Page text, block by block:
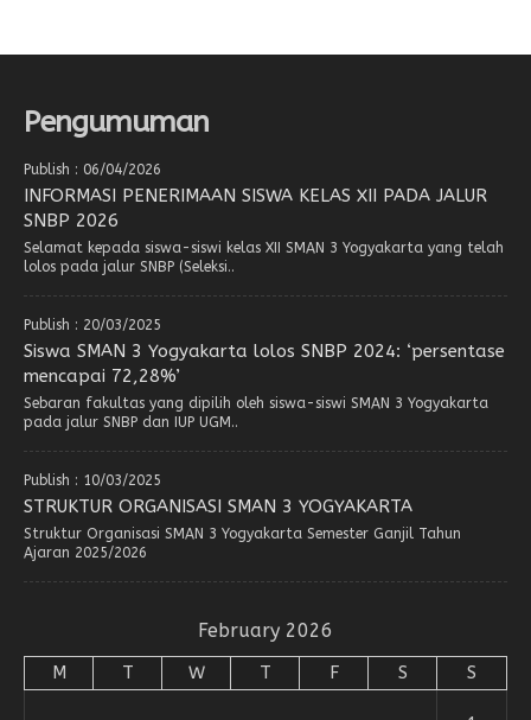
Pengumuman
Publish : 06/04/2026
INFORMASI PENERIMAAN SISWA KELAS XII PADA JALUR
SNBP 2026
Selamat kepada siswa-siswi kelas XII SMAN 3 Yogyakarta yang telah
lolos pada jalur SNBP (Seleksi..
Publish : 20/03/2025
Siswa SMAN 3 Yogyakarta lolos SNBP 2024: ‘persentase
mencapai 72,28%’
Sebaran fakultas yang dipilih oleh siswa-siswi SMAN 3 Yogyakarta
pada jalur SNBP dan IUP UGM..
Publish : 10/03/2025
STRUKTUR ORGANISASI SMAN 3 YOGYAKARTA
Struktur Organisasi SMAN 3 Yogyakarta Semester Ganjil Tahun
Ajaran 2025/2026
February 2026
M T W T F S S